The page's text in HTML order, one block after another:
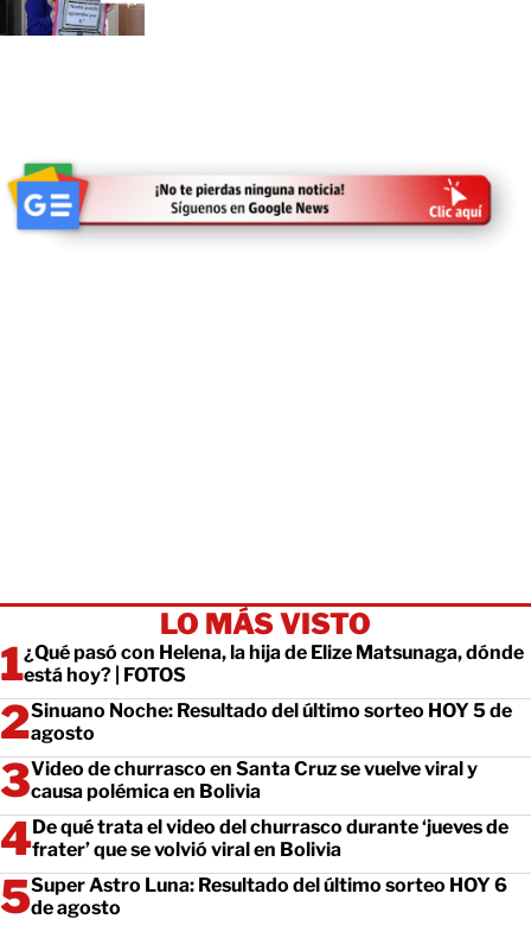
LO MÁS VISTO
¿Qué pasó con Helena, la hija de Elize Matsunaga, dónde
está hoy? | FOTOS
Sinuano Noche: Resultado del último sorteo HOY 5 de
agosto
Video de churrasco en Santa Cruz se vuelve viral y
causa polémica en Bolivia
De qué trata el video del churrasco durante ‘jueves de
frater’ que se volvió viral en Bolivia
Super Astro Luna: Resultado del último sorteo HOY 6
de agosto